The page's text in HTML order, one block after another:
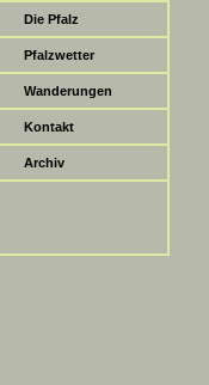
Die Pfalz
Pfalzwetter
Wanderungen
Kontakt
Archiv